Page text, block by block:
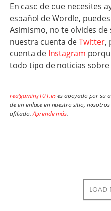
En caso de que necesites
español de Wordle,
Asimismo, no te olvides de
nuestra cuenta deTwitter,
cuenta de Instagram
todo tipo de noticias sobre
realgaming101.eses apoyado por su
de un enlace en nuestro sitio,
afiliado.Aprende más.
LOAD